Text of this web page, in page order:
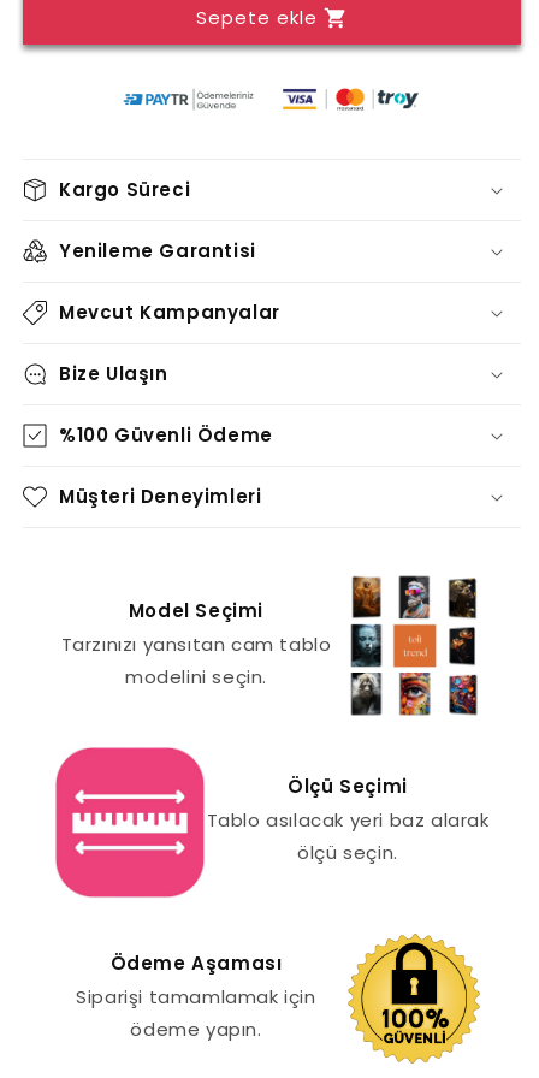
-
TABLO
-
için
Sepete ekle
Kargo Süreci
Yenileme Garantisi
Mevcut Kampanyalar
Bize Ulaşın
%100 Güvenli Ödeme
Müşteri Deneyimleri
Model Seçimi
Tarzınızı yansıtan cam tablo
modelini seçin.
Ölçü Seçimi
Tablo asılacak yeri baz alarak
ölçü seçin.
Ödeme Aşaması
Siparişi tamamlamak için
ödeme yapın.